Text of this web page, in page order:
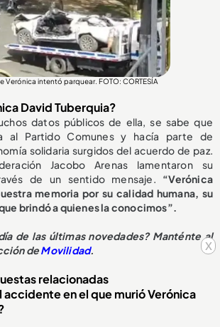
x
Verónica intentó parquear. FOTO: CORTESÍA
David Tuberquia?
datos públicos de ella, se sabe que
al Partido Comunes y hacía parte de
solidaria surgidos del acuerdo de paz.
Jacobo Arenas lamentaron su
de un sentido mensaje. “Verónica
memoria por su calidad humana, su
brindó a quienes la conocimos”.
de las últimas novedades? Manténte al
deMovilidad.
relacionadas
accidente en el que murió Verónica